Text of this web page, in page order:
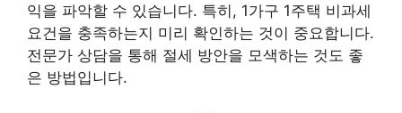
익을 파악할 수 있습니다. 특히, 1가구 1주택 비과세
요건을 충족하는지 미리 확인하는 것이 중요합니다.
전문가 상담을 통해 절세 방안을 모색하는 것도 좋
은 방법입니다.